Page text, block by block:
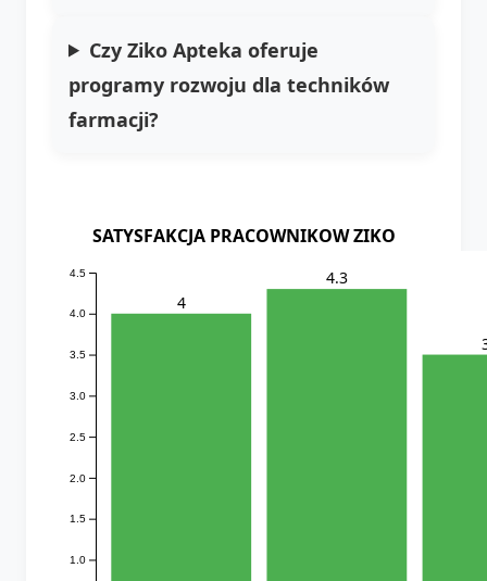
Czy Ziko Apteka oferuje
programy rozwoju dla techników
farmacji?
SATYSFAKCJA PRACOWNIKOW ZIKO
1.0
1.5
2.0
2.5
3.0
3.5
4.0
4.5
4
4.3